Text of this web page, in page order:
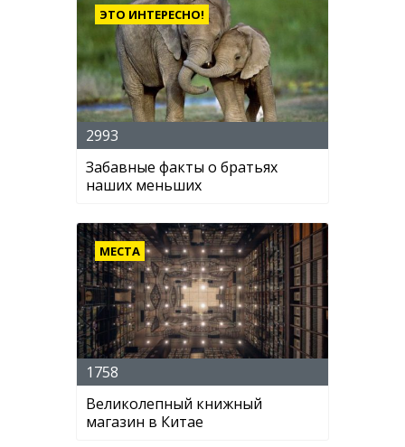
ЭТО ИНТЕРЕСНО!
2993
Забавные факты о братьях
наших меньших
МЕСТА
1758
Великолепный книжный
магазин в Китае